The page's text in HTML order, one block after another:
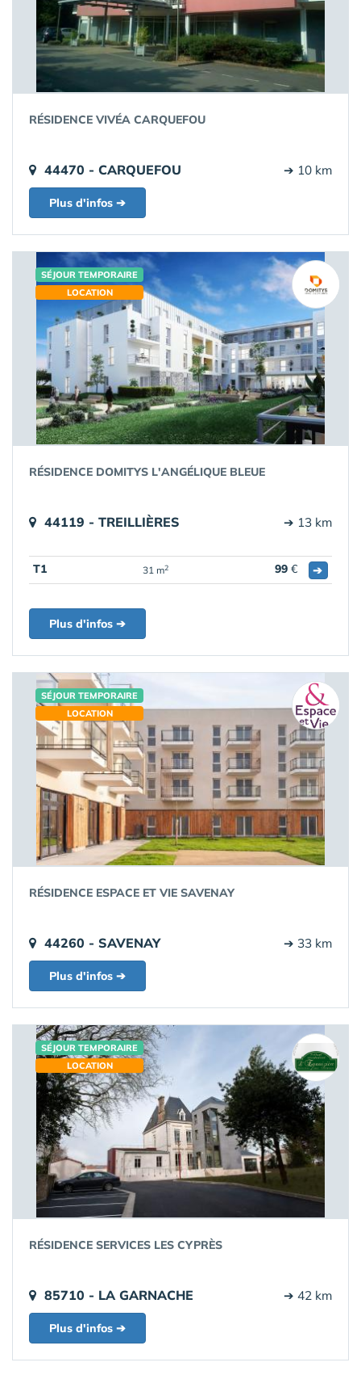
RÉSIDENCE VIVÉA CARQUEFOU
44470 - CARQUEFOU ➔ 10 km
Plus d'infos ➔
SÉJOUR TEMPORAIRE
LOCATION
RÉSIDENCE DOMITYS L'ANGÉLIQUE BLEUE
44119 - TREILLIÈRES ➔ 13 km
T1 31 m2 99 € ➔
Plus d'infos ➔
SÉJOUR TEMPORAIRE
LOCATION
RÉSIDENCE ESPACE ET VIE SAVENAY
44260 - SAVENAY ➔ 33 km
Plus d'infos ➔
SÉJOUR TEMPORAIRE
LOCATION
RÉSIDENCE SERVICES LES CYPRÈS
85710 - LA GARNACHE ➔ 42 km
Plus d'infos ➔